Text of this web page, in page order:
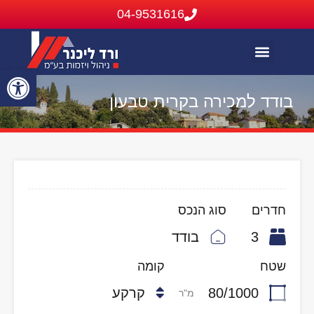
04-9531616
בודד למכירה בקרית טבעון
חדרים
3
סוג הנכס
בודד
שטח
80/1000 מ"ר
קומה
קרקע